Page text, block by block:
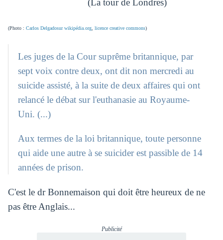
(Photo : Carlos Delgadosur wikipédia.org, licence creative commons)
Les juges de la Cour suprême britannique, par
sept voix contre deux, ont dit non mercredi au
suicide assisté, à la suite de deux affaires qui ont
relancé le débat sur l'euthanasie au Royaume-
Uni. (...)
Aux termes de la loi britannique, toute personne
qui aide une autre à se suicider est passible de 14
années de prison.
C'est le dr Bonnemaison qui doit être heureux de ne
pas être Anglais...
Publicité